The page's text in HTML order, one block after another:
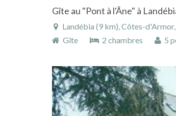
Landébia (9 km), Côtes-
Gîte
2 chambres 5